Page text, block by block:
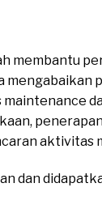
membantu
mengabaikan
aktivitas
dan